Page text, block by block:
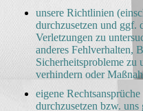
unsere Richtlinien
durchzusetzen und ggf.
Verletzungen zu
anderes Fehlverhalten,
Sicherheitsprobleme zu
verhindern oder
eigene
durchzusetzen bzw.